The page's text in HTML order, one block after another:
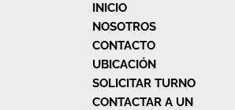
INICIO
NOSOTROS
CONTACTO
UBICACIÓN
SOLICITAR TURNO
CONTACTAR A UN